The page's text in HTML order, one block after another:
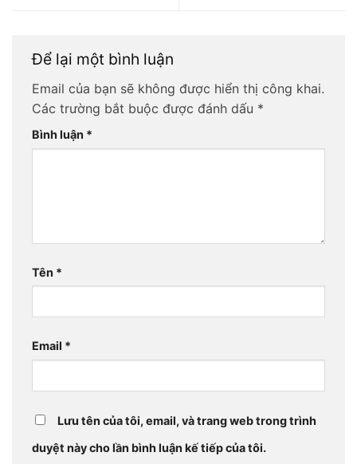
Để lại một bình luận
Email của bạn sẽ không được hiển thị công khai.
Các trường bắt buộc được đánh dấu *
Bình luận *
Tên *
Email *
Lưu tên của tôi, email, và trang web trong trình
duyệt này cho lần bình luận kế tiếp của tôi.